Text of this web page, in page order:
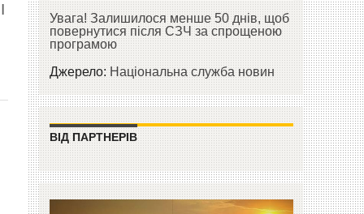
Увага! Залишилося менше 50 днів, щоб
повернутися після СЗЧ за спрощеною
програмою
Джерело:Національна служба новин
ВІД ПАРТНЕРІВ